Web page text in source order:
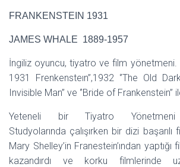
FRANKENSTEIN 1931
JAMES WHALE 1889-1957
İngiliz oyuncu, tiyatro ve film
1931 Frenkensteın’’,1932 ‘’The Old Dark
Invisible Man’’ ve ‘’Bride of Frankenstein’’
Yeteneli bir Tiyatro Yönetmeni
Studyolarında çalışırken bir dizi
Mary Shelley’in Franestein’ından
kazandırdı ve korku filmlerinde